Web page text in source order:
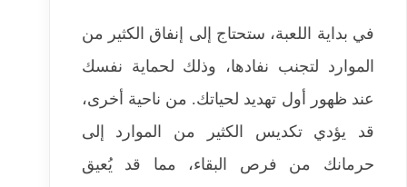
في بداية اللعبة، ستحتاج إلى إنفاق الكثير من
الموارد لتجنب نفادها، وذلك لحماية نفسك
عند ظهور أول تهديد لحياتك. من ناحية أخرى،
قد يؤدي تكديس الكثير من الموارد إلى
حرمانك من فرص البقاء، مما قد يُعيق